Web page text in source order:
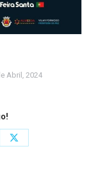
Abril, 2024